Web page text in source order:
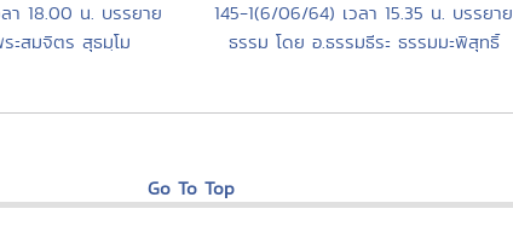
า 18.00 น. บรรยาย
ะสมจิตร สุธมฺโม
145-1(6/06/64) เวลา 15.35 น. บรรยาย
ธรรม โดย อ.ธรรมธีระ ธรรมมะพิสุทธิ์
Go To Top